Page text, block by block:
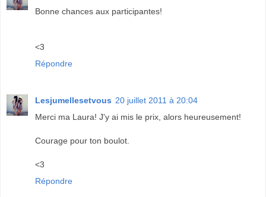
Bonne chances aux participantes!
<3
Répondre
Lesjumellesetvous 20 juillet 2011 à 20:04
Merci ma Laura! J'y ai mis le prix, alors heureusement!
Courage pour ton boulot.
<3
Répondre